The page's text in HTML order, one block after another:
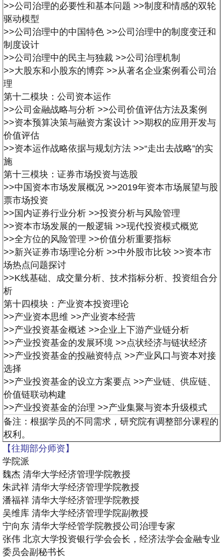
>>公司治理的必要性和基本问题 >>制度和情感的双轮
驱动模型
>>公司治理中的中国特色 >>公司治理中的制度变迁和
制度设计
>>公司治理中的民主与独裁 >>公司治理机制
>>大股东和小股东的博弈 >>从著名企业案例看公司治
理
第十二模块：公司资本运作
>>公司金融战略与分析 >>公司价值评估方法及案例
>>资本预算决策与融资方案设计 >>期权的应用开发与
价值评估
>>资本运作战略依据与规划方法 >>“走出去战略”的实
施
第十三模块：证券市场投资与选股
>>中国资本市场发展概况 >>2019年资本市场展望与股
票市场投资
>>国内证券行业分析 >>投资分析与风险管理
>>资本市场发展的一般逻辑 >>现代投资模式概览
>>全方位的风险管理 >>价值分析重要指标
>>新兴证券市场理论分析 >>中外股市比较 >>资本市
场热点问题探讨
>>K线基础、成交量分析、技术指标分析、投资组合分
析
第十四模块：产业资本投资理论
>>产业资本思维 >>产业资本经营
>>产业投资基金概述 >>企业上下游产业链分析
>>产业投资基金的发展环境 >>点状经济与链状经济
>>产业投资基金的投融资特点 >>产业风口与资本对接
选择
>>产业投资基金的设立方案要点 >>产业链、供应链、
价值链联动构建
>>产业投资基金的治理 >>产业集聚与资本升级模式
备注：根据学员的不同需求，研究院有调整部分课程的
权利。
【往期部分师资】
学院派
魏杰 清华大学经济管理学院教授
朱武祥 清华大学经济管理学院教授
潘福祥 清华大学经济管理学院教授
吴维库 清华大学经济管理学院副教授
宁向东 清华大学经管学院教授公司治理专家
张伟 北京大学投资银行学会会长，经济法学会金融专业
委员会副秘书长